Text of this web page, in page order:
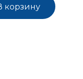
корзину